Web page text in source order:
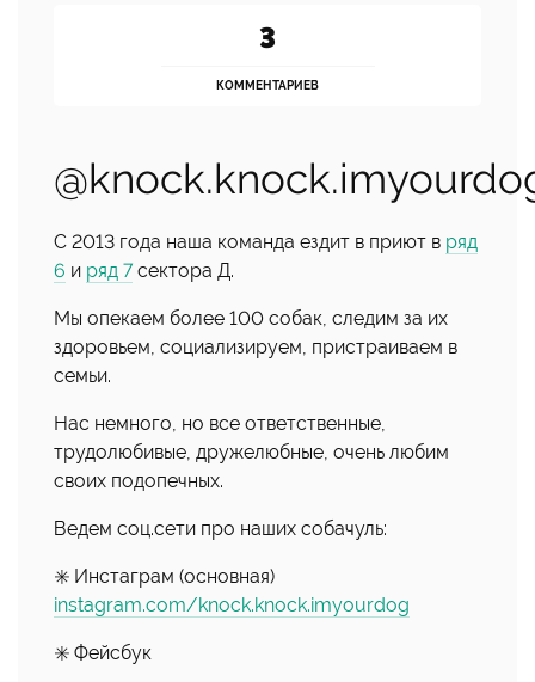
3
КОММЕНТАРИЕВ
С 2013 года наша команда ездит в приют в ряд
6 и ряд 7сектора Д.
Мы опекаем более 100 собак, следим за их
здоровьем, социализируем, пристраиваем в
семьи.
Нас немного, но все ответственные,
трудолюбивые, дружелюбные, очень любим
своих подопечных.
Ведем соц.сети про наших собачуль:
✳️ Инстаграм (основная)
instagram.com/knock.knock.imyourdog
✳️ Фейсбук